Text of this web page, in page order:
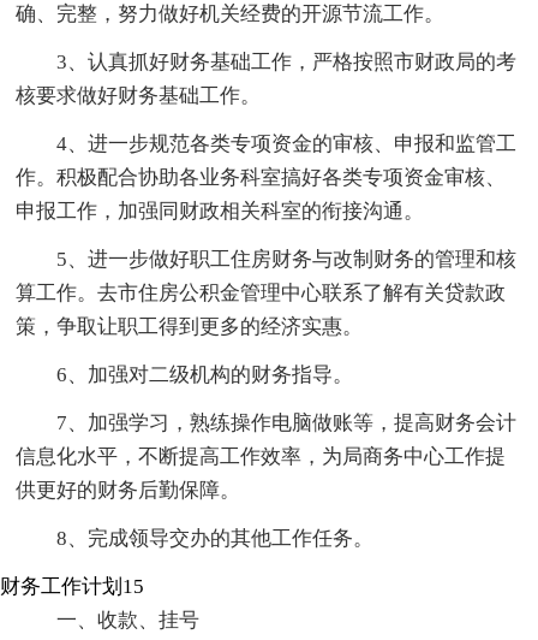
确、完整，努力做好机关经费的开源节流工作。
3、认真抓好财务基础工作，严格按照市财政局的考
核要求做好财务基础工作。
4、进一步规范各类专项资金的审核、申报和监管工
作。积极配合协助各业务科室搞好各类专项资金审核、
申报工作，加强同财政相关科室的衔接沟通。
5、进一步做好职工住房财务与改制财务的管理和核
算工作。去市住房公积金管理中心联系了解有关贷款政
策，争取让职工得到更多的经济实惠。
6、加强对二级机构的财务指导。
7、加强学习，熟练操作电脑做账等，提高财务会计
信息化水平，不断提高工作效率，为局商务中心工作提
供更好的财务后勤保障。
8、完成领导交办的其他工作任务。
财务工作计划15
一、收款、挂号